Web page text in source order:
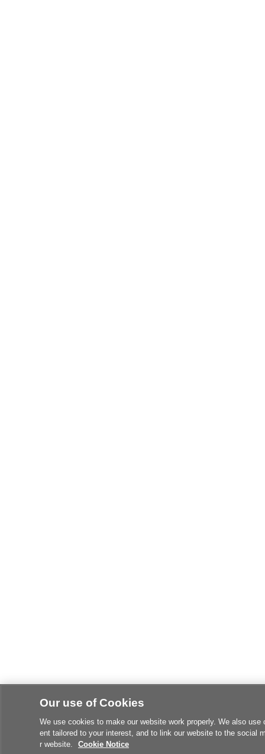
Our use of Cookies
We use cookies to make our website work properly. We also
ent tailored to your interest, and to link our website to the social
r website.
Cookie Notice